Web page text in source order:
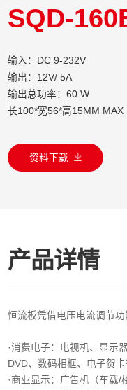
SQD-
输入：DC 9-232V
输出：12V/ 5A
输出总功率：60 W
长100*宽56*高15MM MAX
资料下载
产品详情
恒流板凭借电压电流调节
·消费电子‌：电视机、显示
DVD、数码相框、电子贺卡
·商业显示‌：广告机（车载/